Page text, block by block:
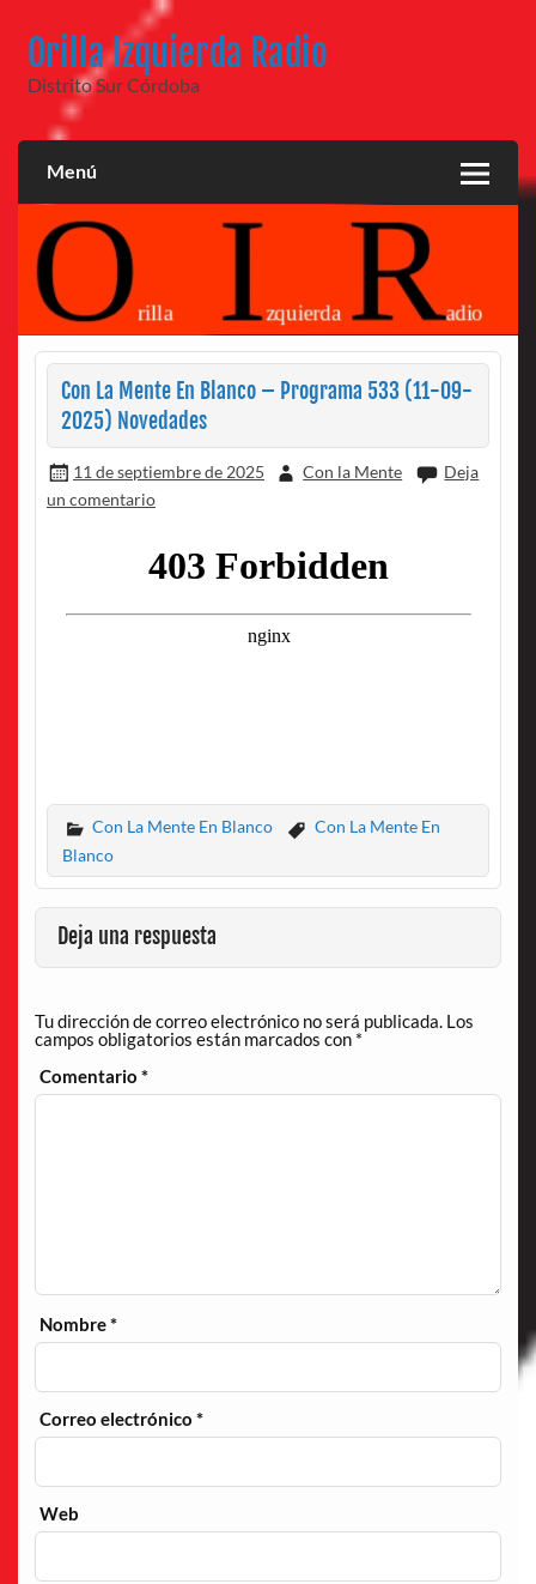
contenido
Orilla Izquierda Radio
Distrito Sur Córdoba
Menú
Con La Mente En Blanco – Programa 533 (11-09-
2025) Novedades
11 de septiembre de 2025 Con la Mente
Deja
un comentario
Con La Mente En Blanco
Con La Mente En
Blanco
Deja una respuesta
Tu dirección de correo electrónico no será publicada. Los
campos obligatorios están marcados con *
Comentario*
Nombre*
Correo electrónico*
Web